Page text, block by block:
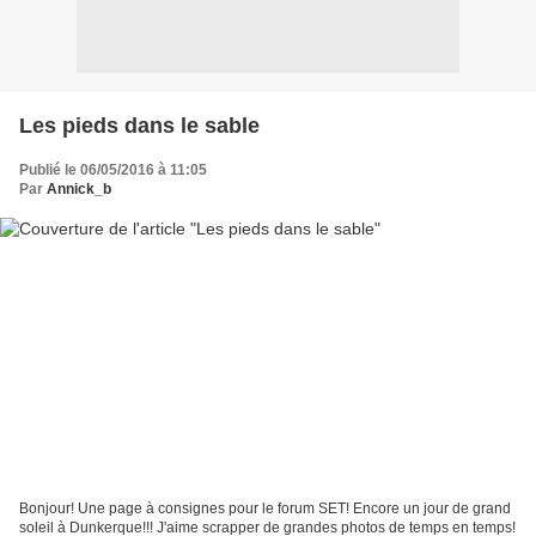
Les pieds dans le sable
Publié le 06/05/2016 à 11:05
Par Annick_b
Bonjour! Une page à consignes pour le forum SET! Encore un jour de grand
soleil à Dunkerque!!! J'aime scrapper de grandes photos de temps en temps!